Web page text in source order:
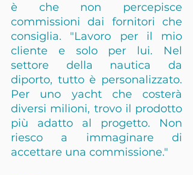
è che non percepisce
commissioni dai fornitori che
consiglia. "Lavoro per il mio
cliente e solo per lui. Nel
settore della nautica da
diporto, tutto è personalizzato.
Per uno yacht che costerà
diversi milioni, trovo il prodotto
più adatto al progetto. Non
riesco a immaginare di
accettare una commissione."